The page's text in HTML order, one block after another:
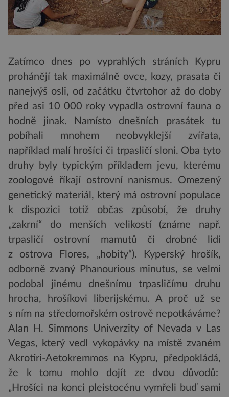
Zatímco dnes po vyprahlých stráních Kypru
prohánějí tak maximálně ovce, kozy, prasata či
nanejvýš osli, od začátku čtvrtohor až do doby
před asi 10 000 roky vypadla ostrovní fauna o
hodně jinak. Namísto dnešních prasátek tu
pobíhali mnohem neobvyklejší zvířata,
například malí hrošíci či trpasličí sloni. Oba tyto
druhy byly typickým příkladem jevu, kterému
zoologové říkají ostrovní nanismus. Omezený
genetický materiál, který má ostrovní populace
k dispozici totiž občas způsobí, že druhy
„zakrní“ do menších velikostí (známe např.
trpasličí ostrovní mamutů či drobné lidi
z ostrova Flores, „hobity“). Kyperský hrošík,
odborně zvaný Phanourious minutus, se velmi
podobal jinému dnešnímu trpasličímu druhu
hrocha, hrošíkovi liberijskému. A proč už se
s ním na středomořském ostrově nepotkáváme?
Alan H. Simmons Univerzity of Nevada v Las
Vegas, který vedl vykopávky na místě zvaném
Akrotiri-Aetokremmos na Kypru, předpokládá,
že k tomu mohlo dojít ze dvou důvodů:
„Hrošíci na konci pleistocénu vymřeli buď sami